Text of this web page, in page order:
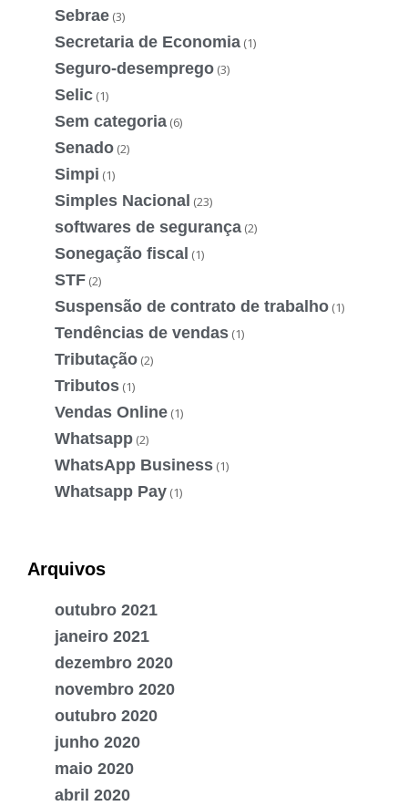
Sebrae (3)
Secretaria de Economia (1)
Seguro-desemprego (3)
Selic (1)
Sem categoria (6)
Senado (2)
Simpi (1)
Simples Nacional (23)
softwares de segurança (2)
Sonegação fiscal (1)
STF (2)
Suspensão de contrato de trabalho (1)
Tendências de vendas (1)
Tributação (2)
Tributos (1)
Vendas Online (1)
Whatsapp (2)
WhatsApp Business (1)
Whatsapp Pay (1)
Arquivos
outubro 2021
janeiro 2021
dezembro 2020
novembro 2020
outubro 2020
junho 2020
maio 2020
abril 2020